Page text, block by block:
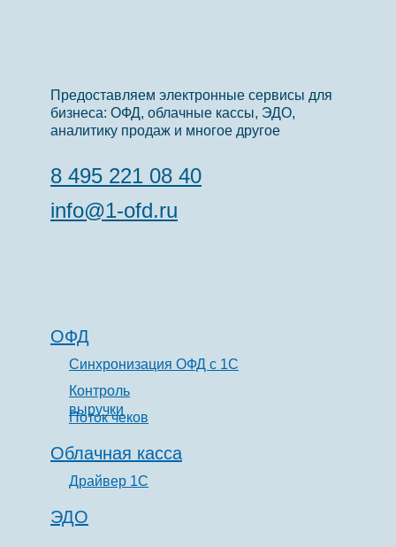
Предоставляем электронные сервисы для
бизнеса: ОФД, облачные кассы, ЭДО,
аналитику продаж и многое другое
8 495 221 08 40
info@1-ofd.ru
Драйвер 1С
Облачная касса
Синхронизация ОФД с 1С
Контроль
выручки
Поток чеков
ОФД
ЭДО